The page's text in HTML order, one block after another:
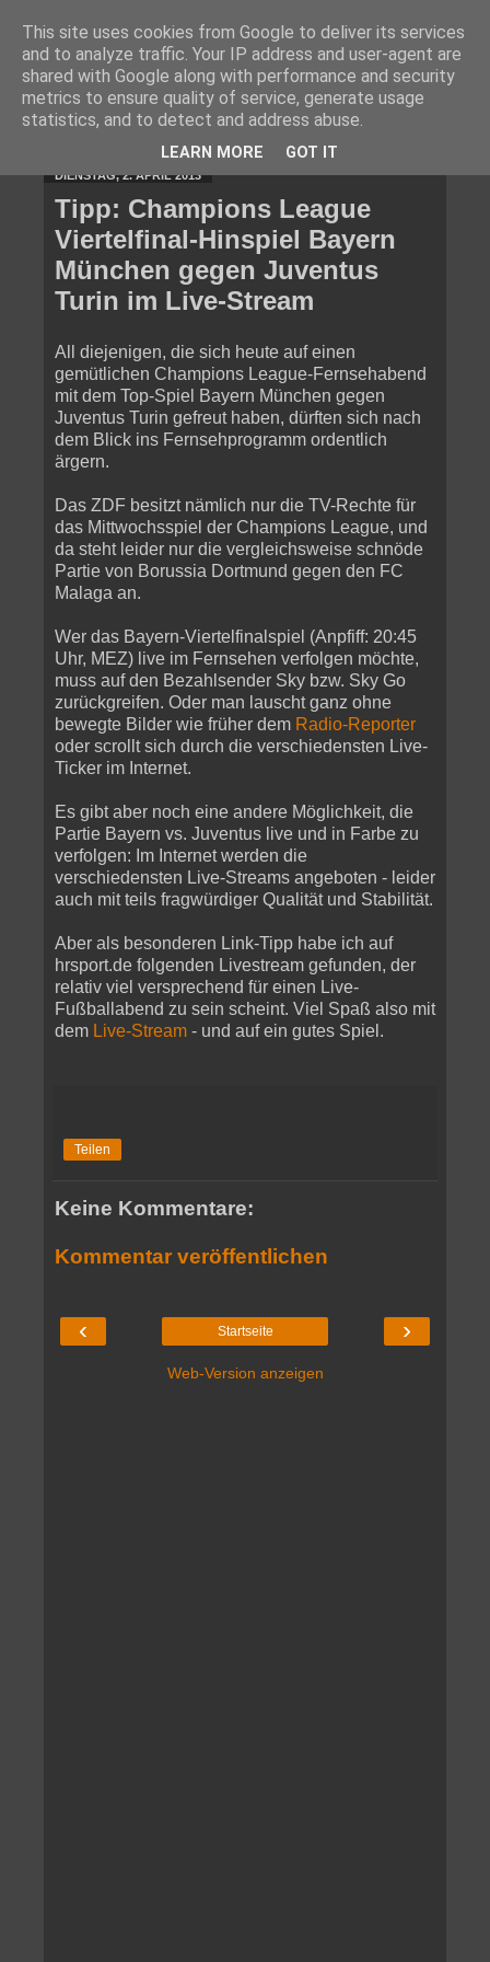
DIENSTAG, 2. APRIL 2013
Tipp: Champions League
Viertelfinal-Hinspiel Bayern
München gegen Juventus
Turin im Live-Stream
All diejenigen, die sich heute auf einen
gemütlichen Champions League-Fernsehabend
mit dem Top-Spiel Bayern München gegen
Juventus Turin gefreut haben, dürften sich nach
dem Blick ins Fernsehprogramm ordentlich
ärgern.
Das ZDF besitzt nämlich nur die TV-Rechte für
das Mittwochsspiel der Champions League, und
da steht leider nur die vergleichsweise schnöde
Partie von Borussia Dortmund gegen den FC
Malaga an.
Wer das Bayern-Viertelfinalspiel (Anpfiff: 20:45
Uhr, MEZ) live im Fernsehen verfolgen möchte,
muss auf den Bezahlsender Sky bzw. Sky Go
zurückgreifen. Oder man lauscht ganz ohne
bewegte Bilder wie früher dem Radio-Reporter
oder scrollt sich durch die verschiedensten Live-
Ticker im Internet.
Es gibt aber noch eine andere Möglichkeit, die
Partie Bayern vs. Juventus live und in Farbe zu
verfolgen: Im Internet werden die
verschiedensten Live-Streams angeboten - leider
auch mit teils fragwürdiger Qualität und Stabilität.
Aber als besonderen Link-Tipp habe ich auf
hrsport.de folgenden Livestream gefunden, der
relativ viel versprechend für einen Live-
Fußballabend zu sein scheint. Viel Spaß also mit
dem Live-Stream - und auf ein gutes Spiel.
Teilen
Keine Kommentare:
Kommentar veröffentlichen
‹ ›
Startseite
Web-Version anzeigen
This site uses cookies from Google to deliver its services
and to analyze traffic. Your IP address and user-agent are
shared with Google along with performance and security
metrics to ensure quality of service, generate usage
statistics, and to detect and address abuse.
LEARN MORE GOT IT